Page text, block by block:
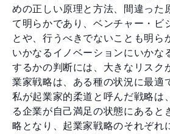
めの正しい原理と方法、間違った
て明らかであり、ベンチャー・ビ
とや、行うべきでないことも明ら
いかなるイノベーションにいかな
するかの判断には、大きなリスク
業家戦略は、ある種の状況に最適
私が起業家的柔道と呼んだ戦略は
る企業が自己満足の状態にあると
略となり、起業家戦略のそれぞれ